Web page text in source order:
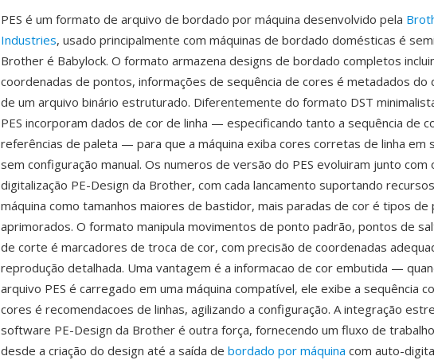
PES é um formato de arquivo de bordado por máquina desenvolvido pela
Industries, usado principalmente com máquinas de bordado domésticas é
Brother é Babylock. O formato armazena designs de bordado completos
coordenadas de pontos, informações de sequência de cores é metadados do
de um arquivo binário estruturado. Diferentemente do formato DST
PES incorporam dados de cor de linha — especificando tanto a sequência de
referências de paleta — para que a máquina exiba cores corretas de linha em
sem configuração manual. Os numeros de versão do PES evoluiram junto
digitalização PE-Design da Brother, com cada lancamento suportando
máquina como tamanhos maiores de bastidor, mais paradas de cor é tipos de
aprimorados. O formato manipula movimentos de ponto padrão, pontos de
de corte é marcadores de troca de cor, com precisão de coordenadas
reprodução detalhada. Uma vantagem é a informacao de cor embutida —
arquivo PES é carregado em uma máquina compatível, ele exibe a sequência
cores é recomendacoes de linhas, agilizando a configuração. A integração
software PE-Design da Brother é outra força, fornecendo um fluxo de
desde a criação do design até a saída de bordado por máquina com auto-